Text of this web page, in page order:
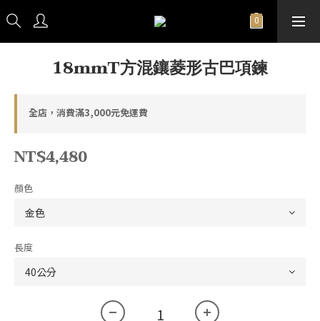
18mmT方混鑲菱形古巴項鍊
全店，消費滿3,000元免運費
NT$4,480
顏色
長度